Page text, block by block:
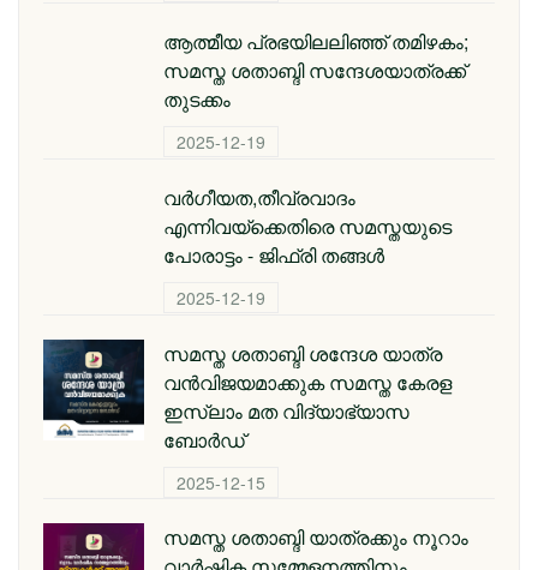
ആത്മീയ പ്രഭയിലലിഞ്ഞ് തമിഴകം;
സമസ്ത ശതാബ്ദി സന്ദേശയാത്രക്ക്
തുടക്കം
2025-12-19
വർഗീയത,തീവ്രവാദം
എന്നിവയ്ക്കെതിരെ സമസ്തയുടെ
പോരാട്ടം - ജിഫ്‌രി തങ്ങൾ
2025-12-19
സമസ്ത ശതാബ്ദി ശന്ദേശ യാത്ര
വന്‍വിജയമാക്കുക സമസ്ത കേരള
ഇസ്ലാം മത വിദ്യാഭ്യാസ
ബോര്‍ഡ്
2025-12-15
സമസ്ത ശതാബ്ദി യാത്രക്കും നൂറാം